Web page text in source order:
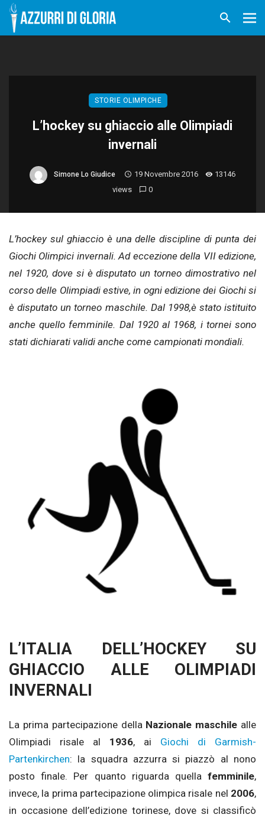
STORIE OLIMPICHE
L’hockey su ghiaccio alle Olimpiadi
invernali
Simone Lo Giudice 19 Novembre 2016
13146
views
0
L’hockey sul ghiaccio è una delle discipline di punta dei
Giochi Olimpici invernali. Ad eccezione della VII edizione,
nel 1920, dove si è disputato un torneo dimostrativo nel
corso delle Olimpiadi estive, in ogni edizione dei Giochi si
è disputato un torneo maschile. Dal 1998,è stato istituito
anche quello femminile. Dal 1920 al 1968, i tornei sono
stati dichiarati validi anche come campionati mondiali.
L’ITALIA DELL’HOCKEY SU
GHIACCIO ALLE OLIMPIADI
INVERNALI
La prima partecipazione della Nazionale maschile alle
Olimpiadi risale al 1936, ai Giochi di Garmish-
Partenkirchen: la squadra azzurra si piazzò al nono
posto finale. Per quanto riguarda quella femminile,
invece, la prima partecipazione olimpica risale nel 2006,
in occasione dell’edizione torinese, dove si classificò